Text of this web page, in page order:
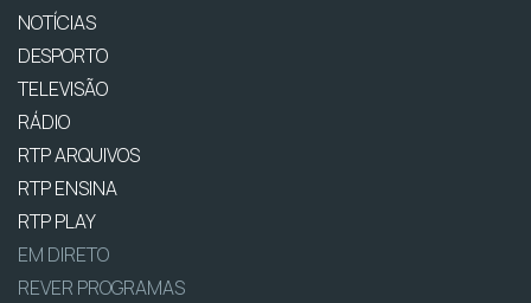
NOTÍCIAS
DESPORTO
TELEVISÃO
RÁDIO
RTP ARQUIVOS
RTP ENSINA
RTP PLAY
EM DIRETO
REVER PROGRAMAS